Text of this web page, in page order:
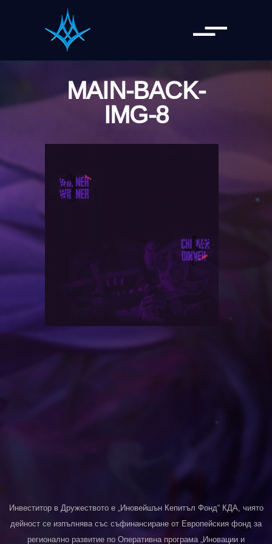
MAIN-BACK-
IMG-8
Инвеститор в Дружеството е „Иновейшън Кепитъл Фонд“ КДА, чиято
дейност се изпълнява със съфинансиране от Европейския фонд за
регионално развитие по Оперативна програма „Иновации и